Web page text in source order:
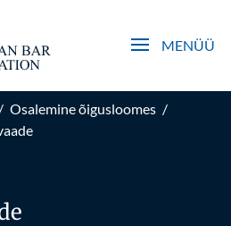
Open main
MENÜÜ
/ Osalemine õigusloomes /